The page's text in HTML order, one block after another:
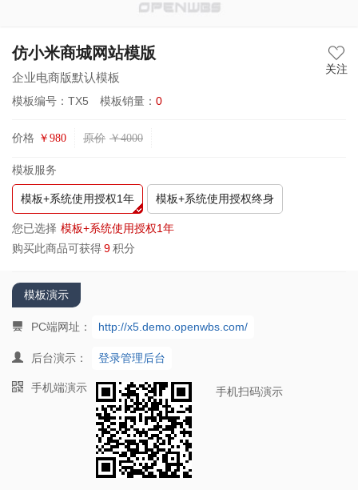
仿小米商城网站模版
企业电商版默认模板
模板编号：TX5 模板销量： 0
关注
价格 ￥ 980 原价 ￥4000
模板服务
模板+系统使用授权1年 模板+系统使用授权终身
您已选择 模板+系统使用授权1年
购买此商品可获得9积分
模板演示
PC端网址： http://x5.demo.openwbs.com/
后台演示： 登录管理后台
手机端演示 手机扫码演示